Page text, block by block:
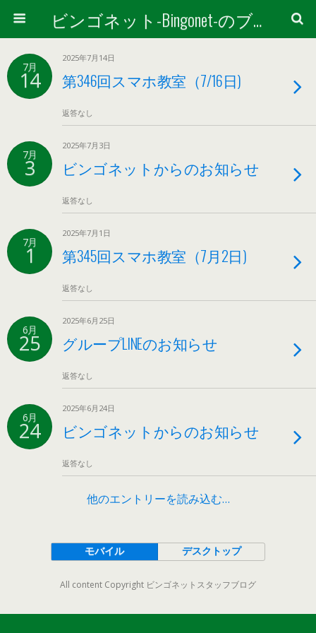
ビンゴネット-Bingonet-のブログ
7月
14
2025年7月14日
第346回スマホ教室（7/16日)
返答なし
7月
3
2025年7月3日
ビンゴネットからのお知らせ
返答なし
7月
1
2025年7月1日
第345回スマホ教室（7月2日)
返答なし
6月
25
2025年6月25日
グループLINEのお知らせ
返答なし
6月
24
2025年6月24日
ビンゴネットからのお知らせ
返答なし
他のエントリーを読み込む…
モバイル デスクトップ
All content Copyright ビンゴネットスタッフブログ